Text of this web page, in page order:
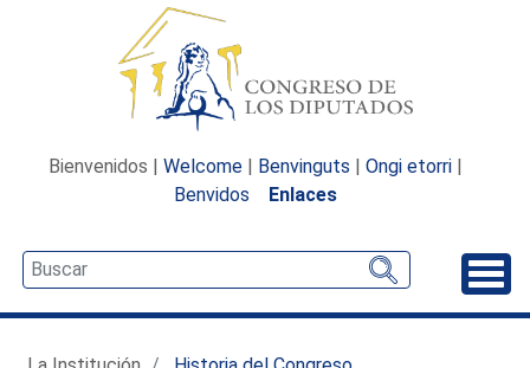
Bienvenidos | Welcome | Benvinguts | Ongi etorri |
Benvidos
Enlaces